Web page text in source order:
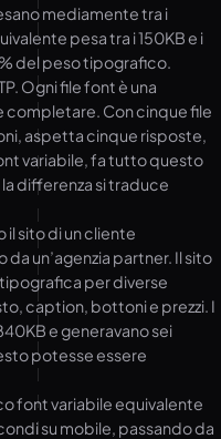
mediamente tra i
pesa tra i 150KB e i
del peso tipografico.
Ogni file font è una
completare. Con cinque file
aspetta cinque risposte,
variabile, fa tutto questo
differenza si traduce
sito di un cliente
un’agenzia partner. Il sito
tipografica per diverse
caption, bottoni e prezzi. I
e generavano sei
potesse essere
font variabile equivalente
su mobile, passando da